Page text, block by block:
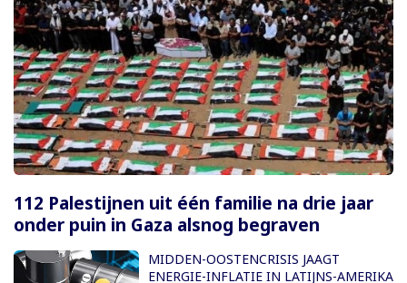
112 Palestijnen uit één familie na drie jaar
onder puin in Gaza alsnog begraven
MIDDEN-OOSTENCRISIS JAAGT
ENERGIE-INFLATIE IN LATIJNS-AMERIKA